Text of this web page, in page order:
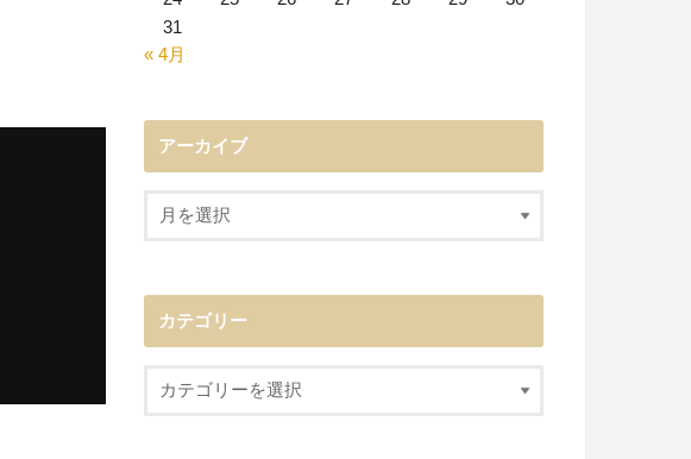
31
« 4月
アーカイブ
カテゴリー